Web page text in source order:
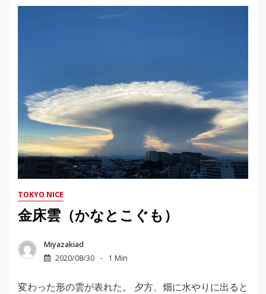
TOKYO NICE
金床雲（かなとこぐも）
Miyazakiad
2020/08/30
1 Min
変わった形の雲が表れた。 夕方、畑に水やりに出ると